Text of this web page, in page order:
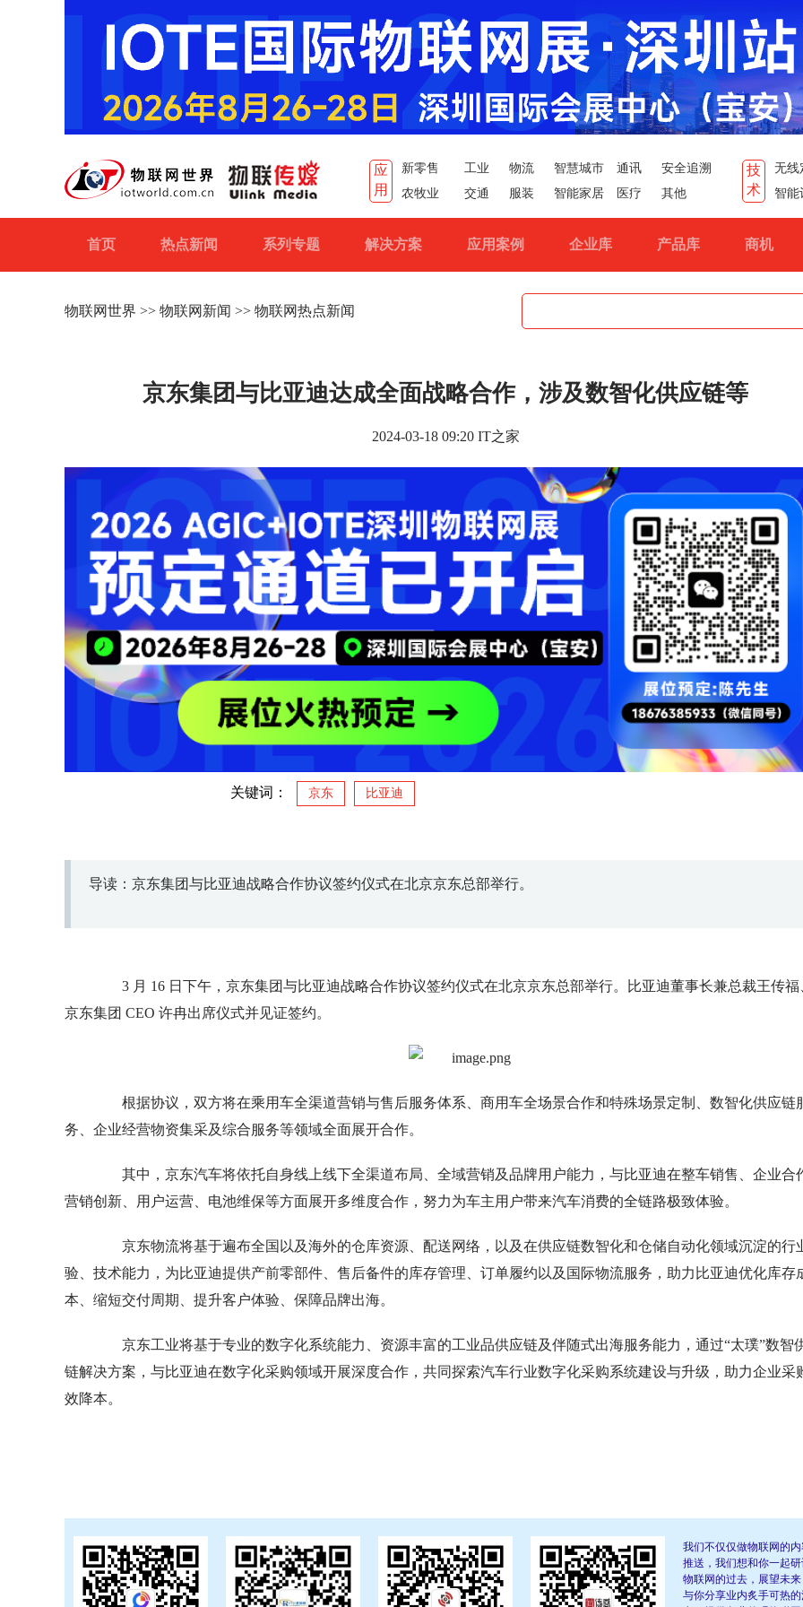
应
用
新零售 工业 物流 智慧城市 通讯
安全追溯
农牧业
交通 服装 智能家居 医疗 其他
技
术
无线
智能
首页 热点新闻 系列专题 解决方案 应用案例 企业库 产品库 商机
物联网世界 >> 物联网新闻 >> 物联网热点新闻
京东集团与比亚迪达成全面战略合作，涉及数智化供应链等
2024-03-18 09:20 IT之家
关键词： 京东 比亚迪
导读：京东集团与比亚迪战略合作协议签约仪式在北京京东总部举行。
3 月 16 日下午，京东集团与比亚迪战略合作协议签约仪式在北京京东总部举行。比亚迪董事长兼总裁王传福
京东集团 CEO 许冉出席仪式并见证签约。
根据协议，双方将在乘用车全渠道营销与售后服务体系、商用车全场景合作和特殊场景定制、数智化供应链
务、企业经营物资集采及综合服务等领域全面展开合作。
其中，京东汽车将依托自身线上线下全渠道布局、全域营销及品牌用户能力，与比亚迪在整车销售、企业合
营销创新、用户运营、电池维保等方面展开多维度合作，努力为车主用户带来汽车消费的全链路极致体验。
京东物流将基于遍布全国以及海外的仓库资源、配送网络，以及在供应链数智化和仓储自动化领域沉淀的行
验、技术能力，为比亚迪提供产前零部件、售后备件的库存管理、订单履约以及国际物流服务，助力比亚迪优化库存
本、缩短交付周期、提升客户体验、保障品牌出海。
京东工业将基于专业的数字化系统能力、资源丰富的工业品供应链及伴随式出海服务能力，通过“太璞”数智
链解决方案，与比亚迪在数字化采购领域开展深度合作，共同探索汽车行业数字化采购系统建设与升级，助力企业采
效降本。
我们不仅仅做物联网的
推送，我们想和你一起
物联网的过去，展望未来
与你分享业内炙手可热